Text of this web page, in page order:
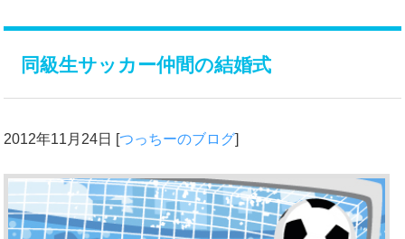
同級生サッカー仲間の結婚式
2012年11月24日 [つっちーのブログ]